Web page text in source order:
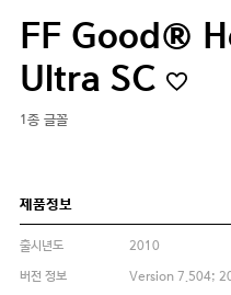
FF Good®
Ultra SC
1종 글꼴
제품정보
출시년도
2010
버전 정보
Version 7.504;